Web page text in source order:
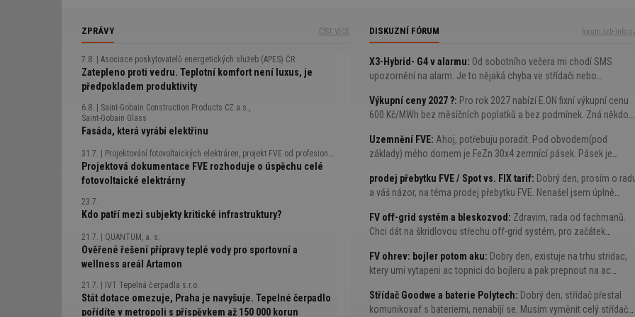
například plastová hřiště či umělé trávníky,
dosahují extrémních teplot a městský tepelný
krátké shrnutí včetně komentářů odborníků.
ZPRÁVY
ČÍST VÍCE DISKUZNÍ FÓRUM forum.tzb-
7.8. Asociace poskytovatelů energetických služeb (APES) ČR
Zatepleno proti vedru. Teplotní komfort není luxus, je
předpokladem produktivity
6.8.
Saint-Gobain Construction Products CZ a.s.,
Saint-Gobain Glass
Fasáda, která vyrábí elektřinu
31.7. Projektování fotovoltaických elektráren, projekt FVE od profesionála
Projektová dokumentace FVE rozhoduje o úspěchu celé
fotovoltaické elektrárny
23.7.
Kdo patří mezi subjekty kritické infrastruktury?
21.7. QUANTUM, a. s.
Ověřené řešení přípravy teplé vody pro sportovní a
wellness areál Artamon
21.7. IVT Tepelná čerpadla s.r.o.
Stát dotace omezuje, Praha je navyšuje. Tepelné čerpadlo
pořídíte v metropoli s příspěvkem až 150 000 korun
X3-Hybrid- G4 v alarmu Od sobotního večera mi chodí SMS
upozornění na alarm. Je to nějaká chyba ve střídači nebo
Výkupní ceny 2027 ? Pro rok 2027 nabízí E.ON fixní výkupní cenu
600 Kč/MWh bez měsíčních poplatků a bez podmínek. Zná někdo
Uzemnění FVE Ahoj, potřebuju poradit. Pod obvodem(pod
základy) mého domem je FeZn 30x4 zemnící pásek. Pásek je
prodej přebytku FVE / Spot vs. FIX tarif Dobrý den, prosím o
a váš názor, na téma prodej přebytku FVE. Nenašel jsem úplně
FV off-grid systém a bleskozvod
Zdravim, rada od fachmanů.
Chci dát na škridlovou střechu off-grid systém, pro začátek
FV ohrev: bojler potom aku
Dobry den, existuje na trhu stridac,
ktery umi vytapeni ac topnici do bojleru a pak prepnout na ac
Střídač Goodwe a baterie Polytech
Dobrý den, střídač přestal
komunikovaf s bateriemi, nenabíjí se. Musím vyměnit celý střídač